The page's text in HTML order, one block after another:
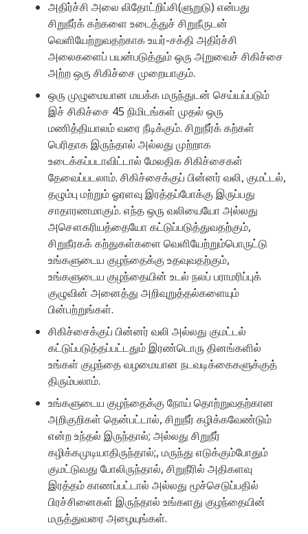
அதிர்ச்சி அலை லிதோட்றிப்சி(ளுறுடு) என்பது
சிறுநீர்க் கற்களை உடைத்துச் சிறுநீருடன்
வெளியேற்றுவதற்காக உயர்-சக்தி அதிர்ச்சி
அலைகளைப் பயன்படுத்தும் ஒரு அறுவைச் சிகிச்சை
அற்ற ஒரு சிகிச்சை முறையாகும்.
ஒரு முழுமையான மயக்க மருந்துடன் செய்யப்படும்
இச் சிகிச்சை 45 நிமிடங்கள் முதல் ஒரு
மணித்தியாலம் வரை நீடிக்கும். சிறுநீர்க் கற்கள்
பெரிதாக இருந்தால் அல்லது முற்றாக
உடைக்கப்படாவிட்டால் மேலதிக சிகிச்சைகள்
தேவைப்படலாம். சிகிச்சைக்குப் பின்னர் வலி, குமட்டல்,
தழும்பு மற்றும் ஓரளவு இரத்தப்போக்கு இருப்பது
சாதாரணமாகும். எந்த ஒரு வலியையோ அல்லது
அசௌகரியத்தையோ கட்டுப்படுத்துவதற்கும்,
சிறுநீரகக் கற்துகள்களை வெளியேற்றும்பொருட்டு
உங்களுடைய குழந்தைக்கு உதவுவதற்கும்,
உங்களுடைய குழந்தையின் உடல் நலப் பராமரிப்புக்
குழுவின் அனைத்து அறிவுறுத்தல்களையும்
பின்பற்றுங்கள்.
சிகிச்சைக்குப் பின்னர் வலி அல்லது குமட்டல்
கட்டுப்படுத்தப்பட்டதும் இரண்டொரு தினங்களில்
உங்கள் குழந்தை வழமையான நடவடிக்கைகளுக்குத்
திரும்பலாம்.
உங்களுடைய குழந்தைக்கு நோய் தொற்றுவதற்கான
அறிகுறிகள் தென்பட்டால், சிறுநீர் கழிக்கவேண்டும்
என்ற உந்தல் இருந்தால்; அல்லது சிறுநீர்
கழிக்கமுடியாதிருந்தால்;, மருந்து எடுக்கும்போதும்
குமட்டுவது போலிருந்தால், சிறுநீரில் அதிகளவு
இரத்தம் காணப்பட்டால் அல்லது மூச்செடுப்பதில்
பிரச்சினைகள் இருந்தால் உங்களது குழந்தையின்
மருத்துவரை அழையுங்கள்.